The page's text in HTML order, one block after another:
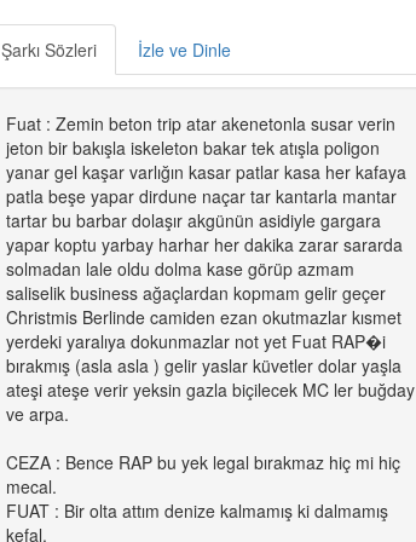
Şarkı Sözleri İzle ve Dinle
Fuat : Zemin beton trip atar akenetonla susar verin
jeton bir bakışla iskeleton bakar tek atışla poligon
yanar gel kaşar varlığın kasar patlar kasa her kafaya
patla beşe yapar dirdune naçar tar kantarla mantar
tartar bu barbar dolaşır akgünün asidiyle gargara
yapar koptu yarbay harhar her dakika zarar sararda
solmadan lale oldu dolma kase görüp azmam
saliselik business ağaçlardan kopmam gelir geçer
Christmis Berlinde camiden ezan okutmazlar kısmet
yerdeki yaralıya dokunmazlar not yet Fuat RAP�i
bırakmış (asla asla ) gelir yaslar küvetler dolar yaşla
ateşi ateşe verir yeksin gazla biçilecek MC ler buğday
ve arpa.
CEZA : Bence RAP bu yek legal bırakmaz hiç mi hiç
mecal.
FUAT : Bir olta attım denize kalmamış ki dalmamış
kefal.